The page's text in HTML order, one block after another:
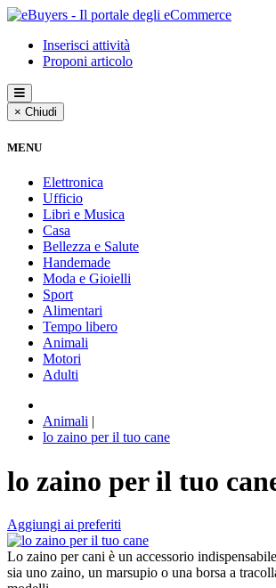
Inserisci attività
Proponi articolo
× Chiudi
MENU
Elettronica
Ufficio
Libri e Musica
Casa
Bellezza e Salute
Handemade
Moda e Gioielli
Sport
Alimentari
Tempo libero
Animali
Motori
Adulti
Animali |
lo zaino per il tuo cane
lo zaino per il tuo
Aggiungi ai preferiti
Lo zaino per cani è un accessorio
sia uno zaino, un marsupio o una borsa a